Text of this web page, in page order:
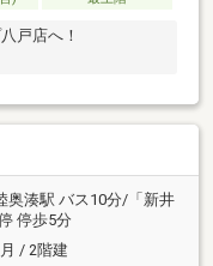
戸店へ！
奥湊駅 バス10分/「新井
停歩5分
/ 2階建